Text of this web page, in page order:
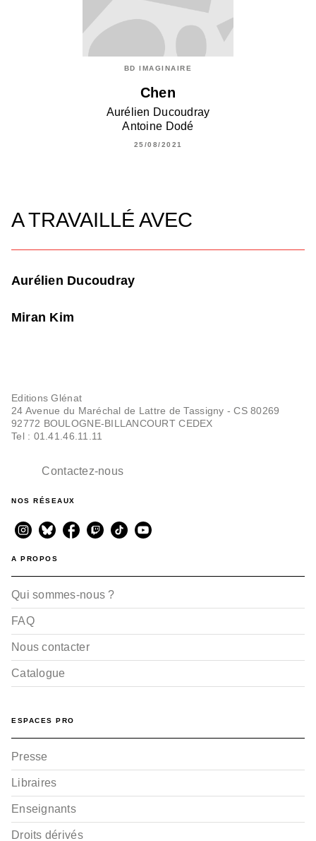
BD IMAGINAIRE
Chen
Aurélien Ducoudray
Antoine Dodé
25/08/2021
A TRAVAILLÉ AVEC
Aurélien Ducoudray
Miran Kim
Editions Glénat
24 Avenue du Maréchal de Lattre de Tassigny - CS 80269
92772 BOULOGNE-BILLANCOURT CEDEX
Tel : 01.41.46.11.11
Contactez-nous
NOS RÉSEAUX
A PROPOS
Qui sommes-nous ?
FAQ
Nous contacter
Catalogue
ESPACES PRO
Presse
Libraires
Enseignants
Droits dérivés